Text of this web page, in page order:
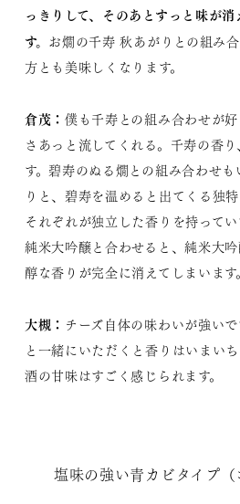
っきりして、そのあとすっと味が
す。 お燗の千寿 秋あがりとの組み
方とも美味しくなります。
倉茂： 僕も千寿との組み合わせが
さあっと流してくれる。千寿の香
す。碧寿のぬる燗との組み合わせ
りと、碧寿を温めると出てくる独
それぞれが独立した香りを持ってい
純米大吟醸と合わせると、純米大
醇な香りが完全に消えてしまいます。
大槻： チーズ自体の味わいが強い
と一緒にいただくと香りはいまい
酒の甘味はすごく感じられます。
塩味の強い青カビタイプ（